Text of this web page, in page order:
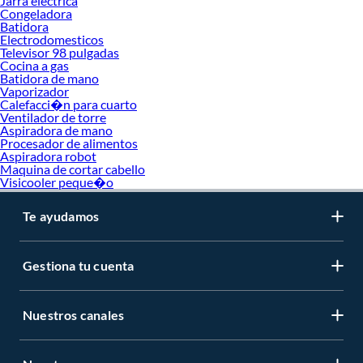
Congeladora
Batidora
Electrodomesticos
Televisor 98 pulgadas
Cocina a gas
Batidora de mano
Vaporizador
Calefacci�n para cuarto
Ventilador de torre
Aspiradora de mano
Procesador de alimentos
Aspiradora robot
Maquina de cortar cabello
Visicooler peque�o
Te ayudamos
Gestiona tu cuenta
Nuestros canales